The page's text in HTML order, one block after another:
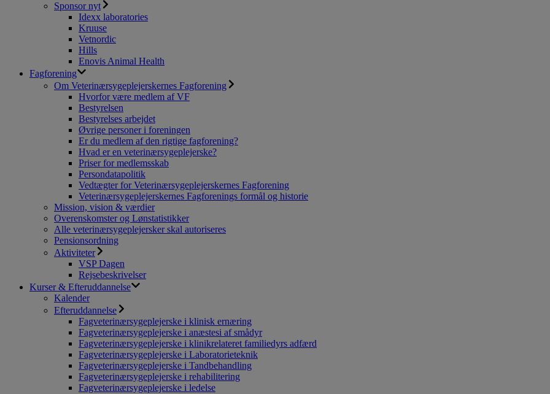
Sponsor nyt
Idexx laboratories
Kruuse
Vetnordic
Hills
Enovis Animal Health
Fagforening
Om Veterinærsygeplejerskernes Fagforening
Hvorfor være medlem af VF
Bestyrelsen
Bestyrelses arbejdet
Øvrige personer i foreningen
Er du medlem af den rigtige fagforening?
Hvad er en veterinærsygeplejerske?
Priser for medlemsskab
Persondatapolitik
Vedtægter for Veterinærsygeplejerskernes Fagforening
Veterinærsygeplejerskernes Fagforenings formål og historie
Mission, vision & værdier
Overenskomster og Lønstatistikker
Alle veterinærsygeplejersker skal autoriseres
Pensionsordning
Aktiviteter
VSP Dagen
Rejsebeskrivelser
Kurser & Efteruddannelse
Kalender
Efteruddannelse
Fagveterinærsygeplejerske i klinisk ernæring
Fagveterinærsygeplejerske i anæstesi af smådyr
Fagveterinærsygeplejerske i klinikrelateret familiedyrs adfærd
Fagveterinærsygeplejerske i Laboratorieteknik
Fagveterinærsygeplejerske i Tandbehandling
Fagveterinærsygeplejerske i rehabilitering
Fagveterinærsygeplejerske i ledelse